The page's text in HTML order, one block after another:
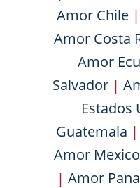
Amor Chile |
Amor Costa
Amor
Salvador |
Estados
Guatemala |
Amor Mexico
| Amor